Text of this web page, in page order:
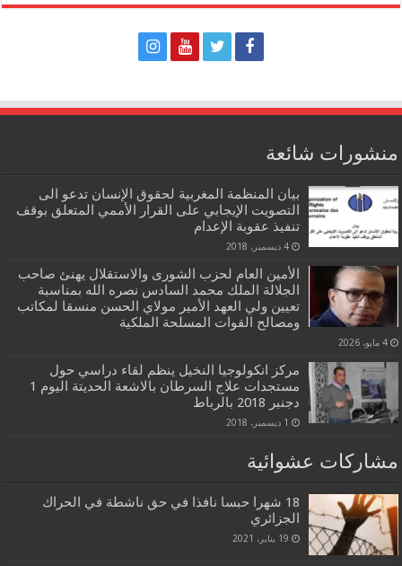
منشورات شائعة
بيان المنظمة المغربية لحقوق الإنسان تدعو الى
التصويت الإيجابي على القرار الأممي المتعلق بوقف
تنفيذ عقوبة الإعدام
4 ديسمبر، 2018
الأمين العام لحزب الشورى والاستقلال يهنئ صاحب
الجلالة الملك محمد السادس نصره الله بمناسبة
تعيين ولي العهد الأمير مولاي الحسن منسقا لمكاتب
ومصالح القوات المسلحة الملكية
4 مايو، 2026
مركز انكولوجيا النخيل ينظم لقاء دراسي حول
مستجدات علاج السرطان بالاشعة الحديتة اليوم 1
دجنبر 2018 بالرباط
1 ديسمبر، 2018
مشاركات عشوائية
18 شهرا حبسا نافذا في حق ناشطة في الحراك
الجزائري
19 يناير، 2021